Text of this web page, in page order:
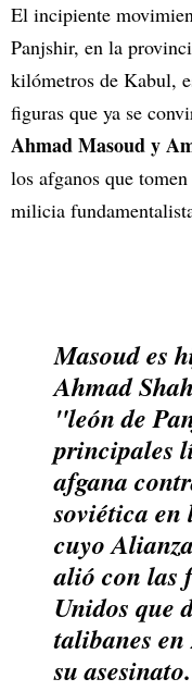
El incipiente
Panjshir, en la
kilómetros de Kabul,
figuras que ya se
Ahmad Masoud y
los afganos que
milicia
Masoud es
Ahmad
"león de
principales
afgana
soviética en
cuyo
alió con las
Unidos que
talibanes en
su asesinato.